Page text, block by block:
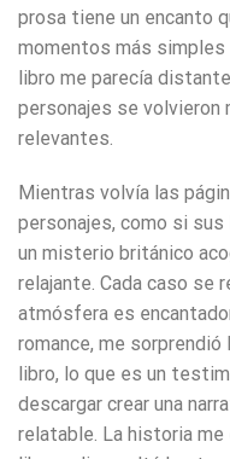
prosa tiene un encanto
momentos más simples
libro me parecía
personajes se volvieron
relevantes.
Mientras volvía las
personajes, como si sus
un misterio británico
relajante. Cada caso se
atmósfera es
romance, me
libro, lo que es un
descargar crear una
relatable. La historia me